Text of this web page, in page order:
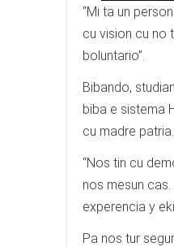
“Mi ta un
cu vision cu no
boluntario”.
Bibando,
biba e sistema
cu madre patria.
“Nos tin cu
nos mesun
experencia y
Pa nos tur